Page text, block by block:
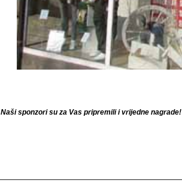
Naši sponzori su za Vas pripremili i vrijedne nagrade!